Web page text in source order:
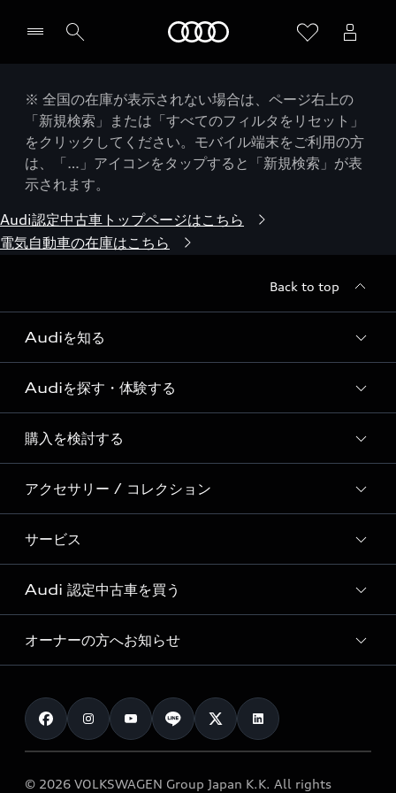
※ 全国の在庫が表示されない場合は、ページ右上の
「新規検索」または「すべてのフィルタをリセット」
をクリックしてください。モバイル端末をご利用の方
は、「…」アイコンをタップすると「新規検索」が表
示されます。
Audi認定中古車トップページはこちら
電気自動車の在庫はこちら
Back to top
Audiを知る
Audi ブランド
Story of Progress
Audi Sport
Formula 1®
デジタルサービス
Audiを探す・体験する
ディーラー検索
新車在庫検索
試乗車・展示車検索
見積り依頼
試乗予約
購入を検討する
モデル一覧
特別仕様モデル / 限定モデル
e-tronラインアップ
価格シミュレーション
車両比較
カタログ一覧
アクセサリー / コレクション
純正アクセサリー
オンラインショップ
Audi collection
アウディナビアプリ
サービス
サービス入庫予約
サービスプログラム
メンテナンス
車検 / 定期点検
e-tronアフターサポート
Audi 認定中古車を買う
Audi認定中古車
クオリティ
保証
メンテナンス
オーナーの方へお知らせ
お知らせ
オーナー様向けキャンペーン
© 2026 VOLKSWAGEN Group Japan K.K. All rights